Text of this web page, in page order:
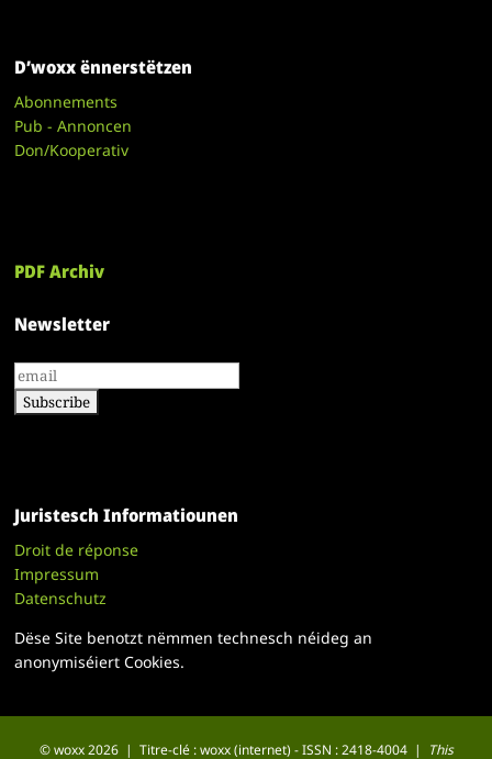
D’woxx ënnerstëtzen
Abonnements
Pub - Annoncen
Don/Kooperativ
PDF Archiv
Newsletter
Juristesch Informatiounen
Droit de réponse
Impressum
Datenschutz
Dëse Site benotzt nëmmen technesch néideg an
anonymiséiert Cookies.
© woxx 2026 | Titre-clé : woxx (internet) - ISSN : 2418-4004 | This